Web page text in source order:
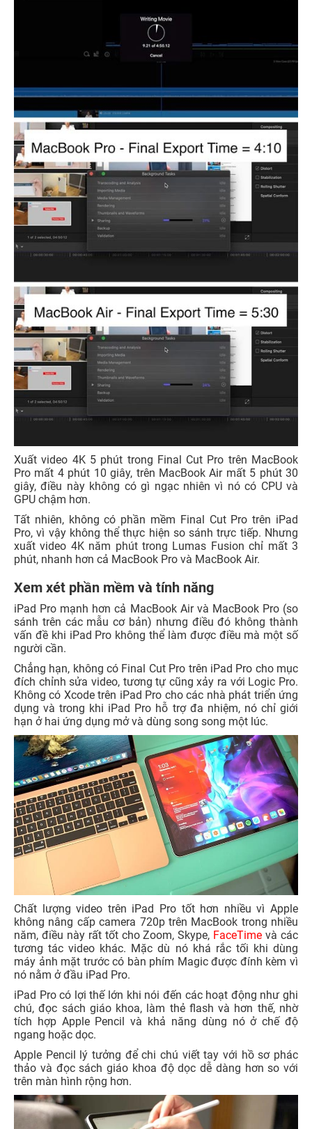
Xuất video 4K 5 phút trong Final Cut Pro trên MacBook
Pro mất 4 phút 10 giây, trên MacBook Air mất 5 phút 30
giây, điều này không có gì ngạc nhiên vì nó có CPU và
GPU chậm hơn.
Tất nhiên, không có phần mềm Final Cut Pro trên iPad
Pro, vì vậy không thể thực hiện so sánh trực tiếp. Nhưng
xuất video 4K năm phút trong Lumas Fusion chỉ mất 3
phút, nhanh hơn cả MacBook Pro và MacBook Air.
Xem xét phần mềm và tính năng
iPad Pro mạnh hơn cả MacBook Air và MacBook Pro (so
sánh trên các mẫu cơ bản) nhưng điều đó không thành
vấn đề khi iPad Pro không thể làm được điều mà một số
người cần.
Chẳng hạn, không có Final Cut Pro trên iPad Pro cho mục
đích chỉnh sửa video, tương tự cũng xảy ra với Logic Pro.
Không có Xcode trên iPad Pro cho các nhà phát triển ứng
dụng và trong khi iPad Pro hỗ trợ đa nhiệm, nó chỉ giới
hạn ở hai ứng dụng mở và dùng song song một lúc.
Chất lượng video trên iPad Pro tốt hơn nhiều vì Apple
không nâng cấp camera 720p trên MacBook trong nhiều
năm, điều này rất tốt cho Zoom, Skype, FaceTime và các
tương tác video khác. Mặc dù nó khá rắc tối khi dùng
máy ảnh mặt trước có bàn phím Magic được đính kèm vì
nó nằm ở đầu iPad Pro.
iPad Pro có lợi thế lớn khi nói đến các hoạt động như ghi
chú, đọc sách giáo khoa, làm thẻ flash và hơn thế, nhờ
tích hợp Apple Pencil và khả năng dùng nó ở chế độ
ngang hoặc dọc.
Apple Pencil lý tưởng để chi chú viết tay với hồ sơ phác
thảo và đọc sách giáo khoa độ dọc dễ dàng hơn so với
trên màn hình rộng hơn.